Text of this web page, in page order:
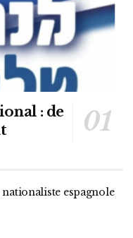
: de
espagnole